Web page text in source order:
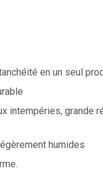
en un seul
intempéries, grande
humides